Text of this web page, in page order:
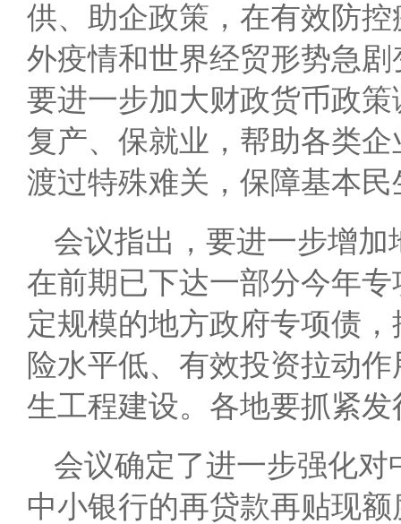
供、助企政策，在有效防
外疫情和世界经贸形势急
要进一步加大财政货币政
复产、保就业，帮助各类
渡过特殊难关，保障基本民
会议指出，要进一步增
在前期已下达一部分今年
定规模的地方政府专项债
险水平低、有效投资拉动
生工程建设。各地要抓紧
会议确定了进一步强化
中小银行的再贷款再贴现